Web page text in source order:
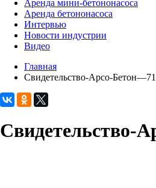
Аренда мини-бетононасоса
Аренда бетононасоса
Интервью
Новости индустрии
Видео
Главная
Свидетельство-Арсо-
Свидетельство-